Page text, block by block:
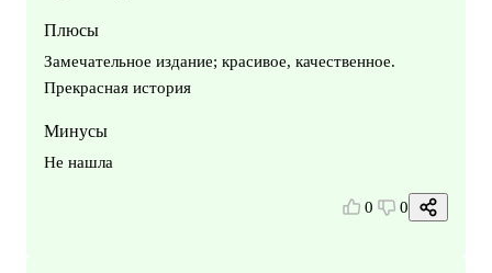
Плюсы
Замечательное издание; красивое, качественное.
Прекрасная история
Минусы
Не нашла
0 0